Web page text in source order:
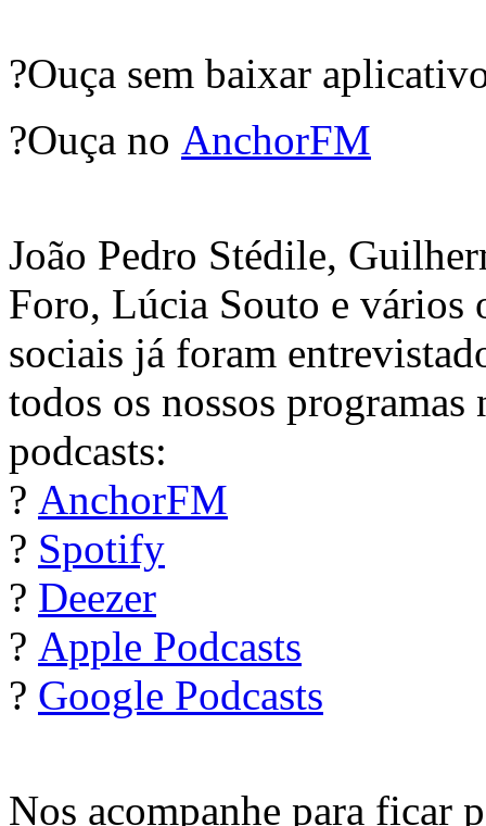
?Ouça sem baixar
?Ouça no AnchorFM
João Pedro Stédile,
Foro, Lúcia Souto e vários
sociais já foram
todos os nossos
podcasts:
? AnchorFM
? Spotify
? Deezer
? Apple Podcasts
? Google Podcasts
Nos acompanhe para ficar